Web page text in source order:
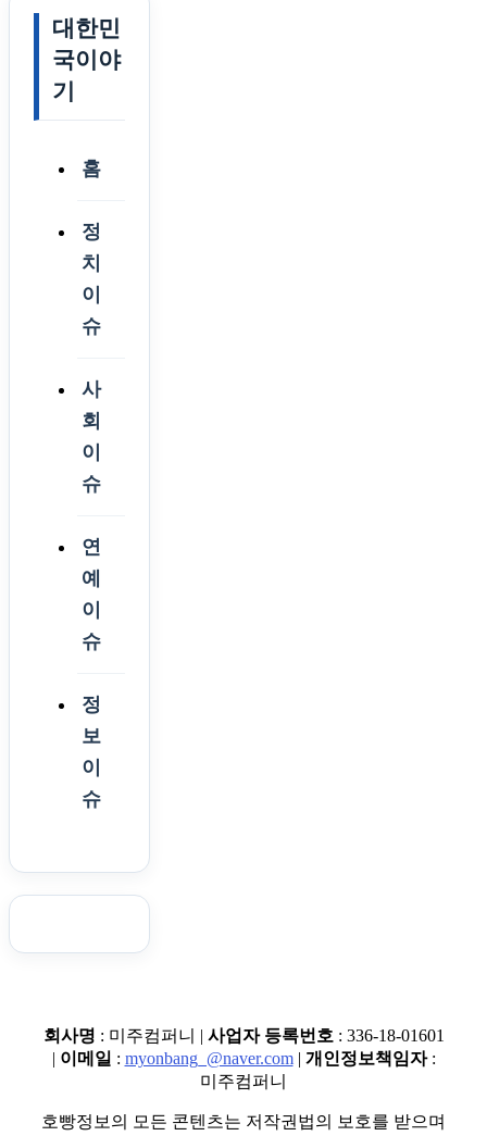
대한민
국이야
기
홈
정
치
이
슈
사
회
이
슈
연
예
이
슈
정
보
이
슈
회사명 : 미주컴퍼니 | 사업자 등록번호 : 336-18-01601
| 이메일 : myonbang_@naver.com| 개인정보책임자:
미주컴퍼니
호빵정보의 모든 콘텐츠는 저작권법의 보호를 받으며